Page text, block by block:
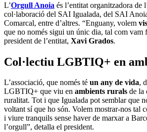
L’Orgull Anoia és l’entitat organitzadora de
col·laboració del SAI Igualada, del SAI
Comarcal, entre d’altres. “Enguany, volem
que no només sigui un únic dia, tal com vam
president de l’entitat, Xavi Grados.
Col·lectiu LGBTIQ+ en
L’associació, que només té un any de vida,
LGBTIQ+ que viu en ambients rurals de la
ruralitat. Tot i que Igualada pot semblar que
voltant sí que ho són. Volem mostrar-nos tal
i viure tranquils sense haver de marxar a
l’orgull”, detalla el president.